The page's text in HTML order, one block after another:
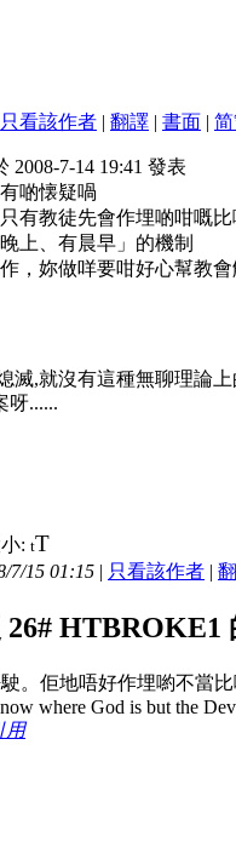
只看該作者 | 翻譯 | 書面 | 简
2008-7-14 19:41 發表
啲懐疑喎
有教徒先會作埋啲咁嘅
上、有晨早」的機制
，妳做咩要咁好心幫教會
滅,就沒有這種無聊理論
呀......
: tT
7/15 01:15 | 只看該作者 |
26# HTBROKE1
。佢地唔好作埋喲不當
where God is but the
用